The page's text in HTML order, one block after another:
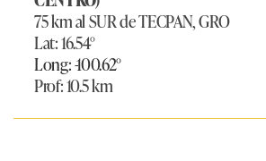
75 km al SUR de TECPAN, GRO
Lat: 16.54°
Long: -100.62°
Prof: 10.5 km